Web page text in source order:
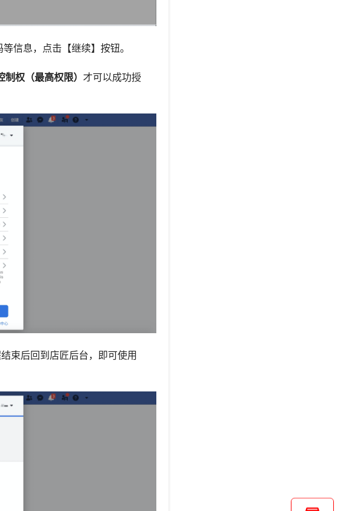
信息，点击【继续】按钮。
制权（最高权限） 才可以成功授
束后回到店匠后台，即可使用